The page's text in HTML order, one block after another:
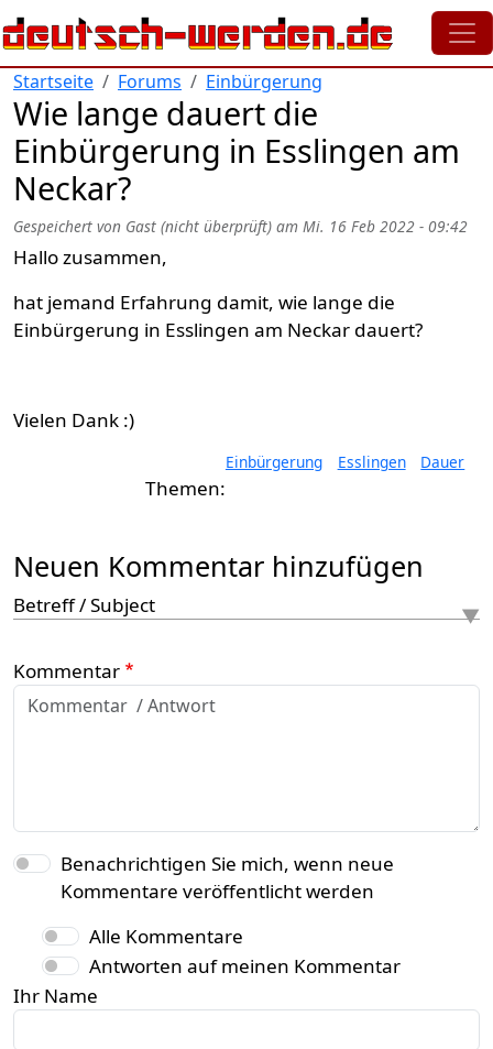
Direkt zum Inhalt
Startseite Forums Einbürgerung
Wie lange dauert die
Einbürgerung in Esslingen am
Neckar?
Gespeichert von Gast (nicht überprüft) am Mi. 16 Feb 2022 - 09:42
Hallo zusammen,
hat jemand Erfahrung damit, wie lange die
Einbürgerung in Esslingen am Neckar dauert?
Vielen Dank :)
Einbürgerung Esslingen Dauer
Neuen Kommentar hinzufügen
Betreff / Subject
Kommentar
Benachrichtigen Sie mich, wenn neue
Kommentare veröffentlicht werden
Alle Kommentare
Antworten auf meinen Kommentar
Ihr Name